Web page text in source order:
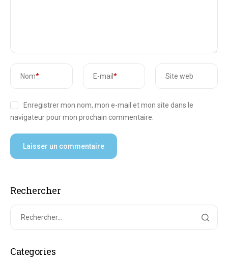
Nom* E-mail * Site web
Enregistrer mon nom, mon e-mail et mon site dans le
navigateur pour mon prochain commentaire.
Rechercher
Categories